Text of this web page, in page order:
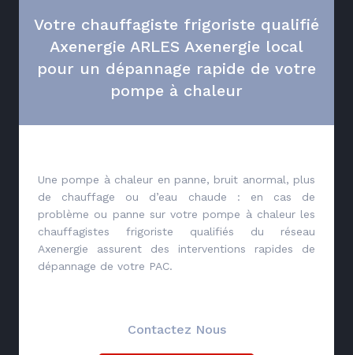
Votre chauffagiste frigoriste qualifié
Axenergie ARLES Axenergie local
pour un dépannage rapide de votre
pompe à chaleur
Une pompe à chaleur en panne, bruit anormal, plus
de chauffage ou d’eau chaude : en cas de
problème ou panne sur votre pompe à chaleur les
chauffagistes frigoriste qualifiés du réseau
Axenergie assurent des interventions rapides de
dépannage de votre PAC.
Contactez Nous